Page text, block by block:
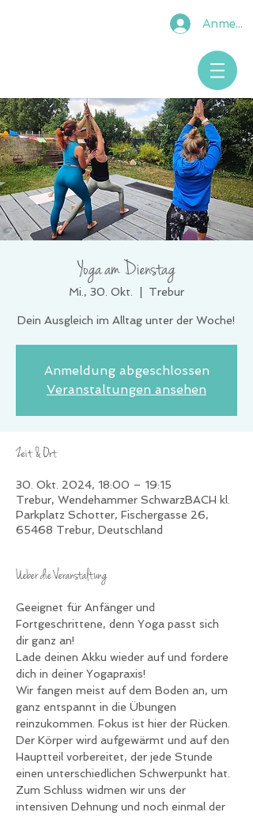
Anmelden
Yoga am Dienstag
Mi., 30. Okt. Trebur
Dein Ausgleich im Alltag unter der Woche!
Anmeldung abgeschlossen
Veranstaltungen ansehen
Zeit & Ort
30. Okt. 2024, 18:00 – 19:15
Trebur, Wendehammer SchwarzBACH kl.
Parkplatz Schotter, Fischergasse 26,
65468 Trebur, Deutschland
Ueber die Veranstaltung
Geeignet für Anfänger und
Fortgeschrittene, denn Yoga passt sich
dir ganz an!
Lade deinen Akku wieder auf und fordere
dich in deiner Yogapraxis!
Wir fangen meist auf dem Boden an, um
ganz entspannt in die Übungen
reinzukommen. Fokus ist hier der Rücken.
Der Körper wird aufgewärmt und auf den
Hauptteil vorbereitet, der jede Stunde
einen unterschiedlichen Schwerpunkt hat.
Zum Schluss widmen wir uns der
intensiven Dehnung und noch einmal der